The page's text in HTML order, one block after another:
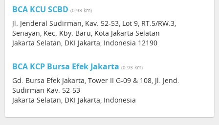
BCA KCU SCBD (0.93 km)
Jl. Jenderal Sudirman, Kav. 52-53, Lot 9, RT.5/RW.3,
Senayan, Kec. Kby. Baru, Kota Jakarta Selatan
Jakarta Selatan, DKI Jakarta, Indonesia 12190
BCA KCP Bursa Efek Jakarta (0.93 km)
Gd. Bursa Efek Jakarta, Tower II G-09 & 108, Jl. Jend.
Sudirman Kav. 52-53
Jakarta Selatan, DKI Jakarta, Indonesia